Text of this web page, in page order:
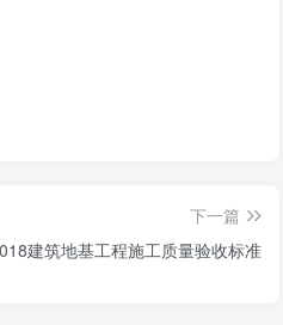
下一篇
建筑地基工程施工质量验收标准